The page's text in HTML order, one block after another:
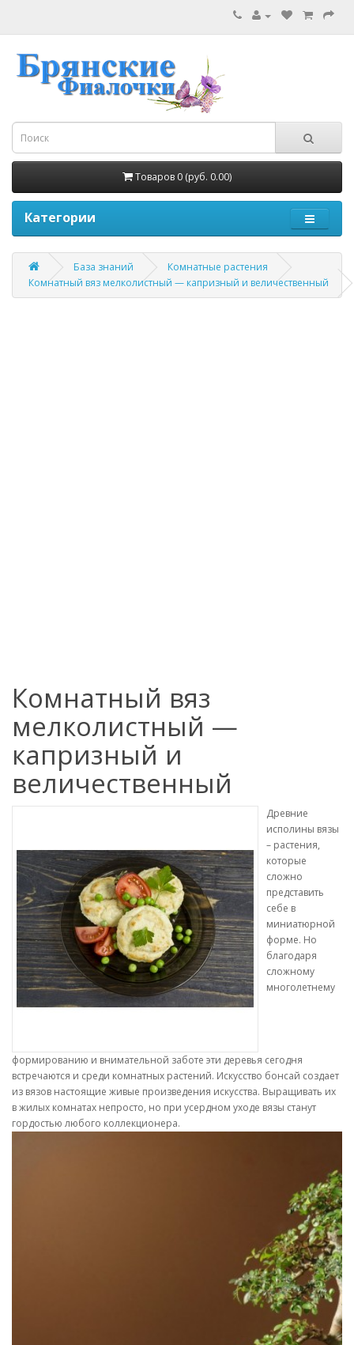
Товаров 0 (руб. 0.00)
Категории
База знаний
Комнатные растения
Комнатный вяз мелколистный — капризный и величественный
Комнатный вяз
мелколистный —
капризный и
величественный
Древние
исполины вязы
– растения,
которые
сложно
представить
себе в
миниатюрной
форме. Но
благодаря
сложному
многолетнему
формированию и внимательной заботе эти деревья сегодня
встречаются и среди комнатных растений. Искусство бонсай создает
из вязов настоящие живые произведения искусства. Выращивать их
в жилых комнатах непросто, но при усердном уходе вязы станут
гордостью любого коллекционера.